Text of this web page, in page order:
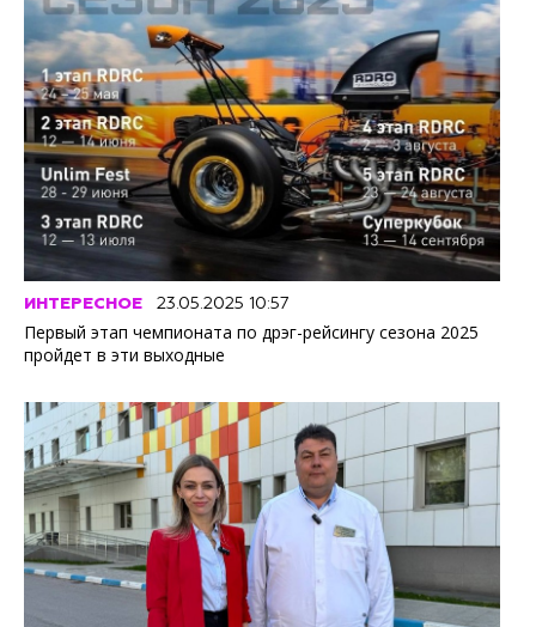
ИНТЕРЕСНОЕ 23.05.2025 10:57
Первый этап чемпионата по дрэг-рейсингу сезона 2025
пройдет в эти выходные